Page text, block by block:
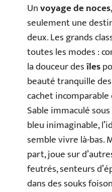
Unvoyage de noces
seulement une
deux. Les grands
toutes les modes :
la douceur desîles
beauté tranquille des
cachet incomparable
Sable immaculé
bleu inimaginable,
semble vivre là-bas.
part, joue sur
feutrés, senteurs
dans des souks